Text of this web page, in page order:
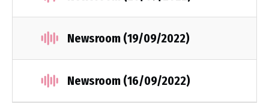
Newsroom (19/09/2022)
Newsroom (16/09/2022)